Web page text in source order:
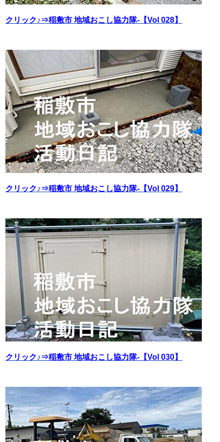
クリック♪⇒稲敷市 地域おこし協力隊‐【Vol 028】
クリック♪⇒稲敷市 地域おこし協力隊‐【Vol 029】
クリック♪⇒稲敷市 地域おこし協力隊‐【Vol 030】